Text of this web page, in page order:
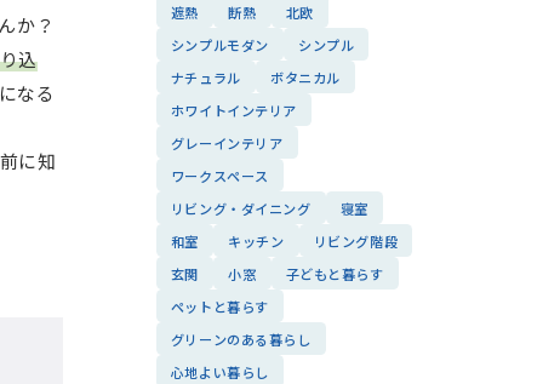
か？
込
なる
に知
遮熱
断熱
北欧
シンプルモダン
シンプル
ナチュラル
ボタニカル
ホワイトインテリア
グレーインテリア
ワークスペース
リビング・ダイニング
寝室
和室
キッチン
リビング階段
玄関
小窓
子どもと暮らす
ペットと暮らす
グリーンのある暮らし
心地よい暮らし